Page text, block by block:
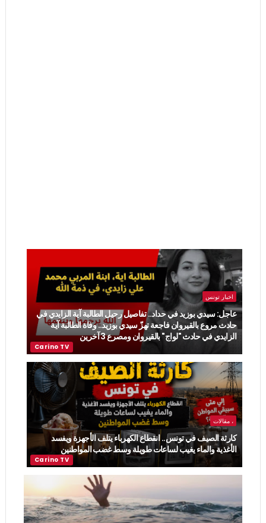
اخبار تونس
عاجل: سيدي بوزيد في حداد.. تفاصيل رحيل الطالبة آية الزايدي في
حادث مروع بالقيروان فاجعة تهزّ سيدي بوزيد.. وفاة الطالبة آية
الزايدي في حادث "لواج" بالقيروان ومصرع 3 آخرين
، مقالات
كارثة الصيف في تونس.. انقطاع الكهرباء يتلف الأجهزة ويفسد
الأغذية والماء يغيب لساعات طويلة وسط غضب المواطنين